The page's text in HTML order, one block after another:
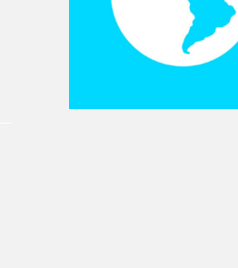
À propos du Salon
Liste des exposant·e·s
Liste des auteur·rice·s